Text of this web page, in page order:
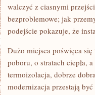
walczyć z ciasnymi
bezproblemowe; jak
podejście pokazuje, że
Dużo miejsca poświęca
poboru, o stratach ciepła,
termoizolacja, dobrze
modernizacja przestają